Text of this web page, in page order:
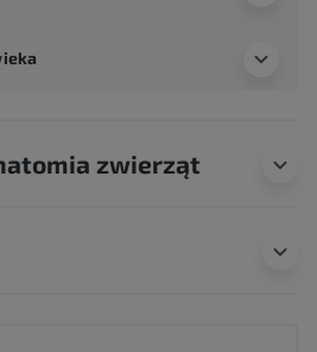
zwierząt